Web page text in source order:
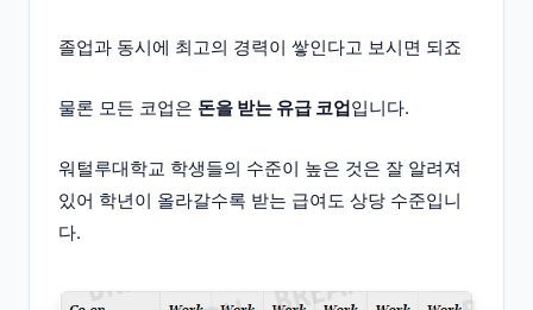
졸업과 동시에 최고의 경력이 쌓인다고 보시면 되죠
물론 모든 코업은 돈을 받는 유급 코업입니다.
워털루대학교 학생들의 수준이 높은 것은 잘 알려져
있어 학년이 올라갈수록 받는 급여도 상당 수준입니
다.